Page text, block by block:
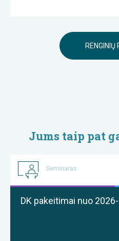
RENGINIŲ
Jums taip pat
Seminaras
DK pakeitimai nuo